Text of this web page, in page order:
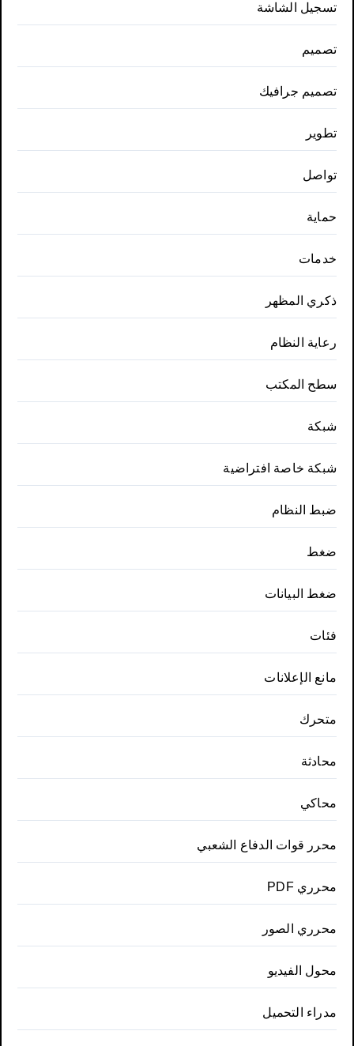
تسجيل الشاشة
تصميم
تصميم جرافيك
تطوير
تواصل
حماية
خدمات
ذكري المظهر
رعاية النظام
سطح المكتب
شبكة
شبكة خاصة افتراضية
ضبط النظام
ضغط
ضغط البيانات
فئات
مانع الإعلانات
متحرك
محادثة
محاكي
محرر قوات الدفاع الشعبي
محرري PDF
محرري الصور
محول الفيديو
مدراء التحميل